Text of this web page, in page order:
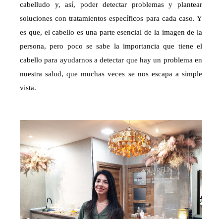
cabelludo y, así, poder detectar problemas y plantear
soluciones con tratamientos específicos para cada caso. Y
es que, el cabello es una parte esencial de la imagen de la
persona, pero poco se sabe la importancia que tiene el
cabello para ayudarnos a detectar que hay un problema en
nuestra salud, que muchas veces se nos escapa a simple
vista.